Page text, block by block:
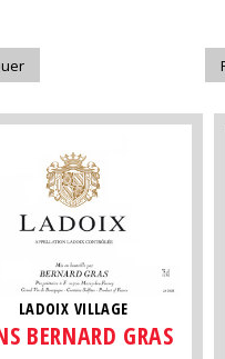
LADOIX VILLAGE
BERNARD GRAS